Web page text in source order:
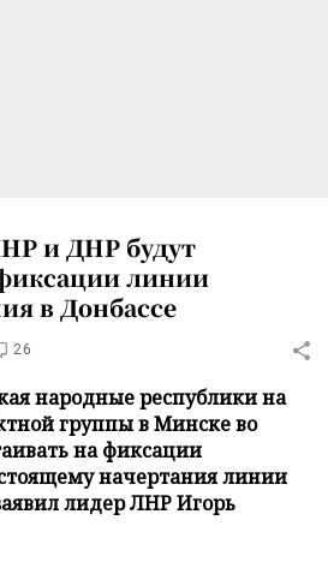
и ДНР будут
линии
в Донбассе
26
народные республики на
группы в Минске во
на фиксации
начертания линии
лидер ЛНР Игорь